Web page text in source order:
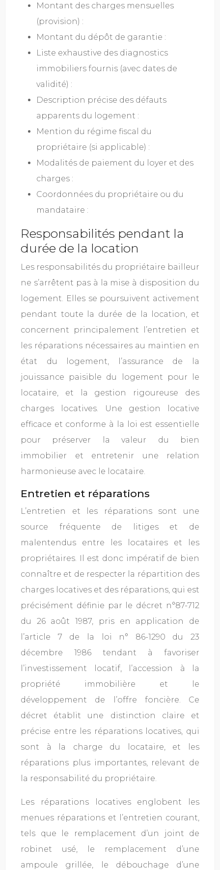
Montant des charges mensuelles
(provision) :
Montant du dépôt de garantie :
Liste exhaustive des diagnostics
immobiliers fournis (avec dates de
validité) :
Description précise des défauts
apparents du logement :
Mention du régime fiscal du
propriétaire (si applicable) :
Modalités de paiement du loyer et des
charges :
Coordonnées du propriétaire ou du
mandataire :
Responsabilités pendant la
durée de la location
Les responsabilités du propriétaire bailleur
ne s’arrêtent pas à la mise à disposition du
logement. Elles se poursuivent activement
pendant toute la durée de la location, et
concernent principalement l’entretien et
les réparations nécessaires au maintien en
état du logement, l’assurance de la
jouissance paisible du logement pour le
locataire, et la gestion rigoureuse des
charges locatives. Une gestion locative
efficace et conforme à la loi est essentielle
pour préserver la valeur du bien
immobilier et entretenir une relation
harmonieuse avec le locataire.
Entretien et réparations
L’entretien et les réparations sont une
source fréquente de litiges et de
malentendus entre les locataires et les
propriétaires. Il est donc impératif de bien
connaître et de respecter la répartition des
charges locatives et des réparations, qui est
précisément définie par le décret n°87-712
du 26 août 1987, pris en application de
l’article 7 de la loi n° 86-1290 du 23
décembre 1986 tendant à favoriser
l’investissement locatif, l’accession à la
propriété immobilière et le
développement de l’offre foncière. Ce
décret établit une distinction claire et
précise entre les réparations locatives, qui
sont à la charge du locataire, et les
réparations plus importantes, relevant de
la responsabilité du propriétaire.
Les réparations locatives englobent les
menues réparations et l’entretien courant,
tels que le remplacement d’un joint de
robinet usé, le remplacement d’une
ampoule grillée, le débouchage d’une